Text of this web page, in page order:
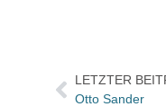
LETZTER
Otto Sander